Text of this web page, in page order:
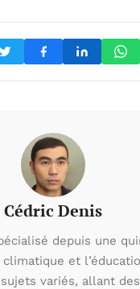
Cédric Denis
depuis une
et
variés, allant